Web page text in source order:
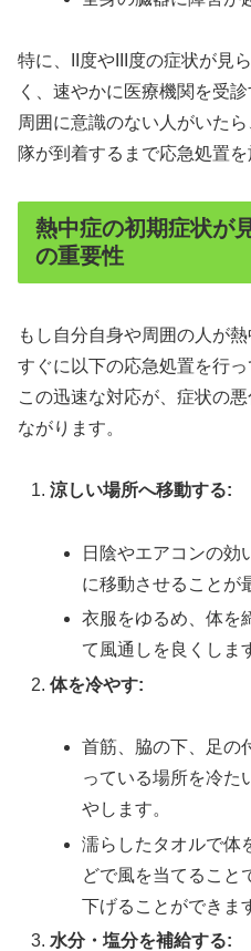
特に、II度やIII度の症状が見
く、速やかに医療機関を受
周囲に意識のない人がいた
隊が到着するまで応急処置を
熱中症の初期症状が
の重要性
もし自分自身や周囲の人が
すぐに以下の応急処置を行っ
この迅速な対応が、症状の
ながります。
涼しい場所へ移動する:
日陰やエアコンの効
に移動させることが
衣服をゆるめ、体を
て風通しを良くしま
体を冷やす:
首筋、脇の下、足の
っている場所を冷た
やします。
濡らしたタオルで体
どで風を当てること
下げることができま
水分・塩分を補給する: